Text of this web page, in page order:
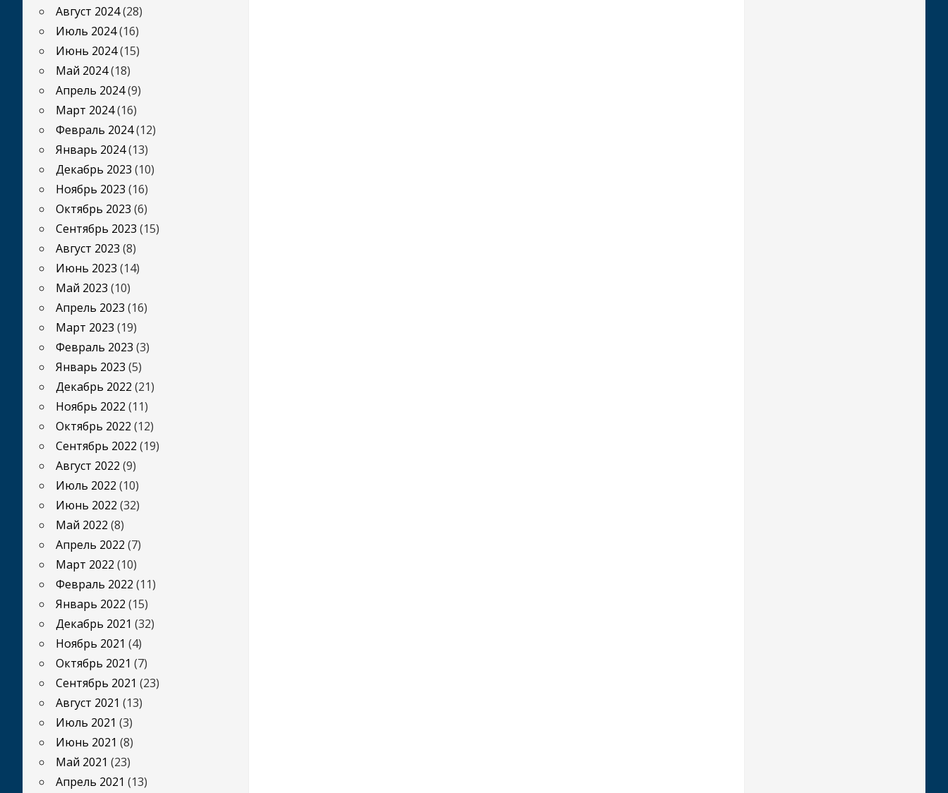
Август 2024(28)
Июль 2024(16)
Июнь 2024(15)
Май 2024(18)
Апрель 2024(9)
Март 2024(16)
Февраль 2024(12)
Январь 2024(13)
Декабрь 2023 (10)
Ноябрь 2023 (16)
Октябрь 2023 (6)
Сентябрь 2023 (15)
Август 2023 (8)
Июнь 2023 (14)
Май 2023 (10)
Апрель 2023 (16)
Март 2023 (19)
Февраль 2023 (3)
Январь 2023 (5)
Декабрь 2022 (21)
Ноябрь 2022 (11)
Октябрь 2022 (12)
Сентябрь 2022 (19)
Август 2022 (9)
Июль 2022 (10)
Июнь 2022 (32)
Май 2022 (8)
Апрель 2022 (7)
Март 2022 (10)
Февраль 2022 (11)
Январь 2022 (15)
Декабрь 2021 (32)
Ноябрь 2021 (4)
Октябрь 2021 (7)
Сентябрь 2021 (23)
Август 2021 (13)
Июль 2021 (3)
Июнь 2021 (8)
Май 2021 (23)
Апрель 2021 (13)